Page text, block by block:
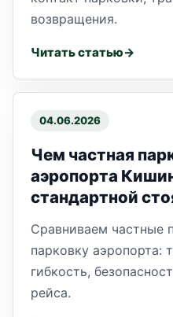
возвращения.
Читать статью
04.06.2026
Чем частная
аэропорта
стандартной
Сравниваем частные
парковку аэропорта:
гибкость,
рейса.